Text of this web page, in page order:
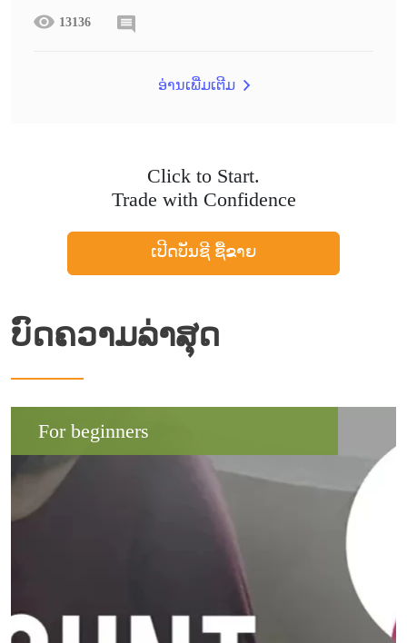
13136
ອ່ານເພີ່ມເຕີມ
Click to Start.
Trade with Confidence
ເປີດບັນຊີ ຊື້ຂາຍ
ບົດຄວາມລ່າສຸດ
For beginners